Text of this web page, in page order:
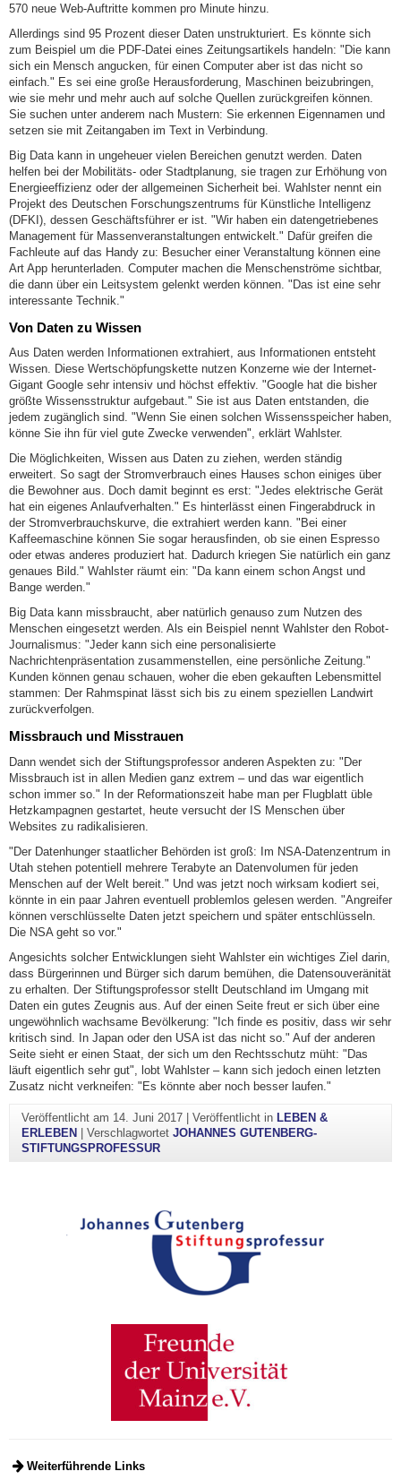
570 neue Web-Auftritte kommen pro Minute hinzu.
Allerdings sind 95 Prozent dieser Daten unstrukturiert. Es könnte sich
zum Beispiel um die PDF-Datei eines Zeitungsartikels handeln: "Die kann
sich ein Mensch angucken, für einen Computer aber ist das nicht so
einfach." Es sei eine große Herausforderung, Maschinen beizubringen,
wie sie mehr und mehr auch auf solche Quellen zurückgreifen können.
Sie suchen unter anderem nach Mustern: Sie erkennen Eigennamen und
setzen sie mit Zeitangaben im Text in Verbindung.
Big Data kann in ungeheuer vielen Bereichen genutzt werden. Daten
helfen bei der Mobilitäts- oder Stadtplanung, sie tragen zur Erhöhung von
Energieeffizienz oder der allgemeinen Sicherheit bei. Wahlster nennt ein
Projekt des Deutschen Forschungszentrums für Künstliche Intelligenz
(DFKI), dessen Geschäftsführer er ist. "Wir haben ein datengetriebenes
Management für Massenveranstaltungen entwickelt." Dafür greifen die
Fachleute auf das Handy zu: Besucher einer Veranstaltung können eine
Art App herunterladen. Computer machen die Menschenströme sichtbar,
die dann über ein Leitsystem gelenkt werden können. "Das ist eine sehr
interessante Technik."
Von Daten zu Wissen
Aus Daten werden Informationen extrahiert, aus Informationen entsteht
Wissen. Diese Wertschöpfungskette nutzen Konzerne wie der Internet-
Gigant Google sehr intensiv und höchst effektiv. "Google hat die bisher
größte Wissensstruktur aufgebaut." Sie ist aus Daten entstanden, die
jedem zugänglich sind. "Wenn Sie einen solchen Wissensspeicher haben,
könne Sie ihn für viel gute Zwecke verwenden", erklärt Wahlster.
Die Möglichkeiten, Wissen aus Daten zu ziehen, werden ständig
erweitert. So sagt der Stromverbrauch eines Hauses schon einiges über
die Bewohner aus. Doch damit beginnt es erst: "Jedes elektrische Gerät
hat ein eigenes Anlaufverhalten." Es hinterlässt einen Fingerabdruck in
der Stromverbrauchskurve, die extrahiert werden kann. "Bei einer
Kaffeemaschine können Sie sogar herausfinden, ob sie einen Espresso
oder etwas anderes produziert hat. Dadurch kriegen Sie natürlich ein ganz
genaues Bild." Wahlster räumt ein: "Da kann einem schon Angst und
Bange werden."
Big Data kann missbraucht, aber natürlich genauso zum Nutzen des
Menschen eingesetzt werden. Als ein Beispiel nennt Wahlster den Robot-
Journalismus: "Jeder kann sich eine personalisierte
Nachrichtenpräsentation zusammenstellen, eine persönliche Zeitung."
Kunden können genau schauen, woher die eben gekauften Lebensmittel
stammen: Der Rahmspinat lässt sich bis zu einem speziellen Landwirt
zurückverfolgen.
Missbrauch und Misstrauen
Dann wendet sich der Stiftungsprofessor anderen Aspekten zu: "Der
Missbrauch ist in allen Medien ganz extrem – und das war eigentlich
schon immer so." In der Reformationszeit habe man per Flugblatt üble
Hetzkampagnen gestartet, heute versucht der IS Menschen über
Websites zu radikalisieren.
"Der Datenhunger staatlicher Behörden ist groß: Im NSA-Datenzentrum in
Utah stehen potentiell mehrere Terabyte an Datenvolumen für jeden
Menschen auf der Welt bereit." Und was jetzt noch wirksam kodiert sei,
könnte in ein paar Jahren eventuell problemlos gelesen werden. "Angreifer
können verschlüsselte Daten jetzt speichern und später entschlüsseln.
Die NSA geht so vor."
Angesichts solcher Entwicklungen sieht Wahlster ein wichtiges Ziel darin,
dass Bürgerinnen und Bürger sich darum bemühen, die Datensouveränität
zu erhalten. Der Stiftungsprofessor stellt Deutschland im Umgang mit
Daten ein gutes Zeugnis aus. Auf der einen Seite freut er sich über eine
ungewöhnlich wachsame Bevölkerung: "Ich finde es positiv, dass wir sehr
kritisch sind. In Japan oder den USA ist das nicht so." Auf der anderen
Seite sieht er einen Staat, der sich um den Rechtsschutz müht: "Das
läuft eigentlich sehr gut", lobt Wahlster – kann sich jedoch einen letzten
Zusatz nicht verkneifen: "Es könnte aber noch besser laufen."
Veröffentlicht am 14. Juni 2017| Veröffentlicht in LEBEN &
ERLEBEN
Verschlagwortet JOHANNES GUTENBERG-
STIFTUNGSPROFESSUR
Weiterführende Links